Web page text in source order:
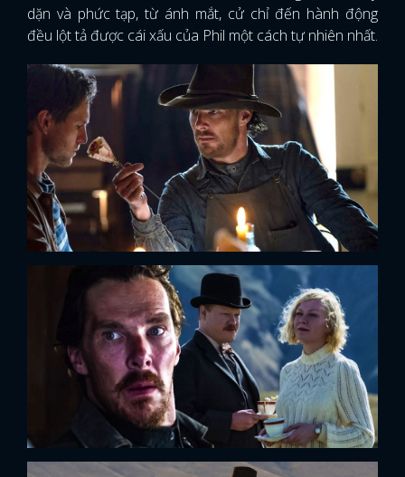
dặn và phức tạp, từ ánh mắt, cử chỉ đến hành động
đều lột tả được cái xấu của Phil một cách tự nhiên nhất.